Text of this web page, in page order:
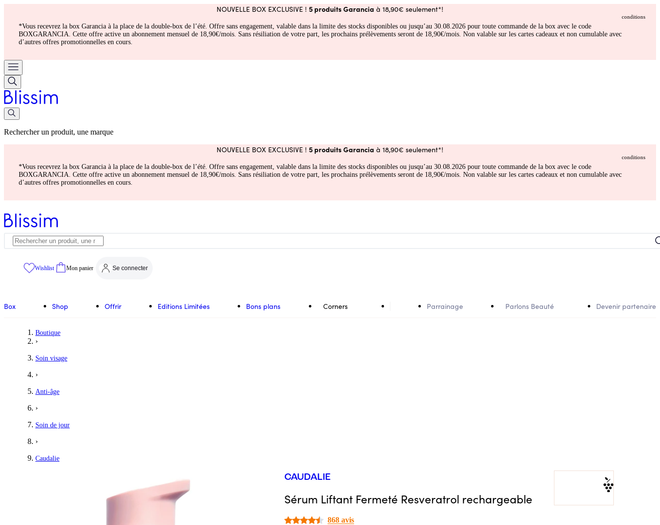
NOUVELLE BOX EXCLUSIVE ! 5 produits Garancia à 18,90€ seulement*!
conditions
*Vous recevrez la box Garancia à la place de la double-box de l’été. Offre sans engagement, valable dans la limite des stocks disponibles ou jusqu’au 30.08.2026 pour toute commande de la box avec le code
BOXGARANCIA. Cette offre active un abonnement mensuel de 18,90€/mois. Sans résiliation de votre part, les prochains prélèvements seront de 18,90€/mois. Non valable sur les cartes cadeaux et non cumulable avec
d’autres offres promotionnelles en cours.
Rechercher un produit, une marque
NOUVELLE BOX EXCLUSIVE ! 5 produits Garancia à 18,90€ seulement*!
conditions
*Vous recevrez la box Garancia à la place de la double-box de l’été. Offre sans engagement, valable dans la limite des stocks disponibles ou jusqu’au 30.08.2026 pour toute commande de la box avec le code
BOXGARANCIA. Cette offre active un abonnement mensuel de 18,90€/mois. Sans résiliation de votre part, les prochains prélèvements seront de 18,90€/mois. Non valable sur les cartes cadeaux et non cumulable avec
d’autres offres promotionnelles en cours.
Wishlist Mon panier Se connecter
Box Shop Offrir Editions Limitées Bons plans Corners Parrainage Parlons Beauté Devenir partenaire
Boutique
›
Soin visage
›
Anti-âge
›
Soin de jour
›
Caudalie
CAUDALIE
Sérum Liftant Fermeté Resveratrol rechargeable
868 avis